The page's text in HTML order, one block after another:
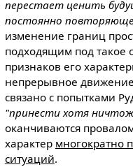
перестает ценить
постоянно
изменение границ
подходящим под такое
признаков его
непрерывное движение
связано с попытками
"принести хотя
оканчиваются
характер многократно
ситуаций.